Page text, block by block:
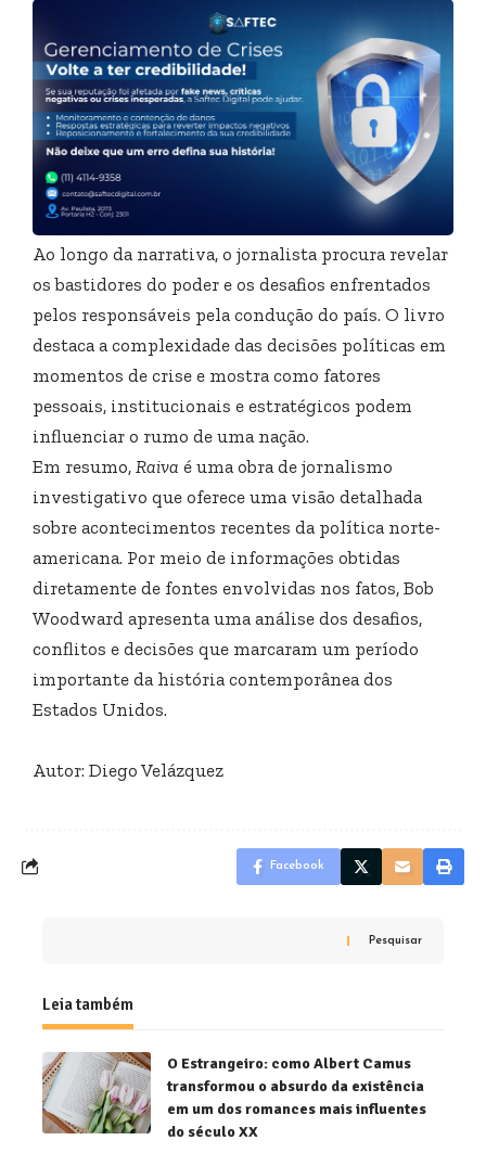
Ao longo da narrativa, o jornalista procura revelar
os bastidores do poder e os desafios enfrentados
pelos responsáveis pela condução do país. O livro
destaca a complexidade das decisões políticas em
momentos de crise e mostra como fatores
pessoais, institucionais e estratégicos podem
influenciar o rumo de uma nação.
Em resumo, Raiva é uma obra de jornalismo
investigativo que oferece uma visão detalhada
sobre acontecimentos recentes da política norte-
americana. Por meio de informações obtidas
diretamente de fontes envolvidas nos fatos, Bob
Woodward apresenta uma análise dos desafios,
conflitos e decisões que marcaram um período
importante da história contemporânea dos
Estados Unidos.
Autor: Diego Velázquez
Facebook
Pesquisar
Leia também
O Estrangeiro: como Albert Camus
transformou o absurdo da existência
em um dos romances mais influentes
do século XX